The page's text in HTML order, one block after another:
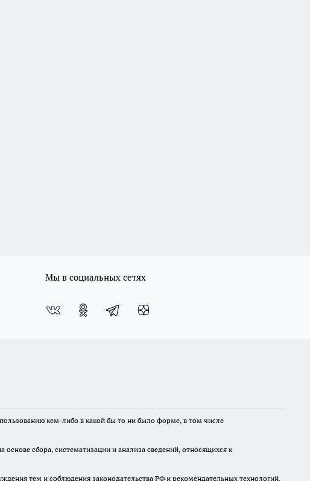
Мы в социальных сетях
кем-либо в какой бы то ни было форме, в том числе
сбора, систематизации и анализа сведений, относящихся к
тем и соблюдения законодательства РФ и рекомендательных технологий.